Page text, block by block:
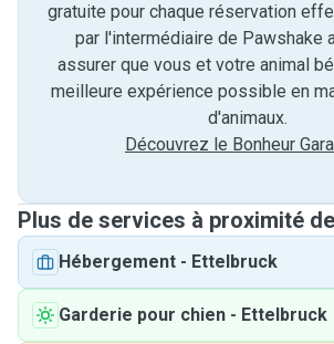
gratuite pour chaque réservation
par l'intermédiaire de Pawshake
assurer que vous et votre animal
meilleure expérience possible en
d'animaux.
Découvrez le Bonheur
Plus de services à proximité
Hébergement - Ettelbruck
Garderie pour chien - Ettelbruck